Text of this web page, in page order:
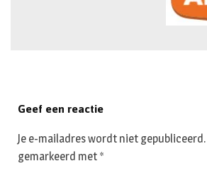
Geef een reactie
Je e-mailadres wordt niet gepubliceerd.
gemarkeerd met *